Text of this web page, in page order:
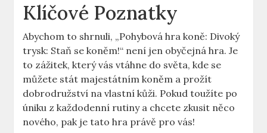
Klíčové Poznatky
Abychom to shrnuli, „Pohybová hra koně: Divoký
trysk: Staň se koněm!“ není jen obyčejná hra. Je
to zážitek, který vás vtáhne do světa, kde se
můžete stát majestátním koněm a prožít
dobrodružství na vlastní kůži. Pokud toužíte po
úniku z každodenní rutiny a chcete zkusit něco
nového, pak je tato hra právě pro vás!